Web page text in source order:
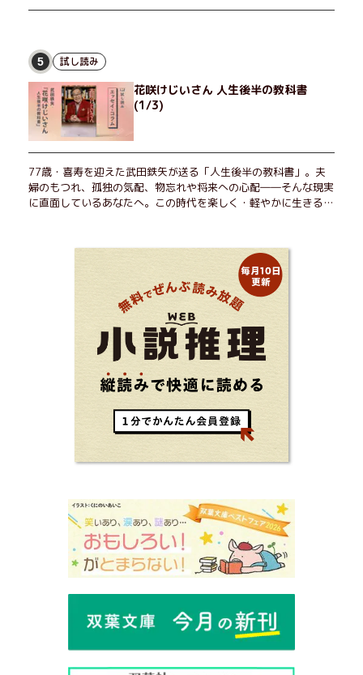
5 試し読み
花咲けじいさん 人生後半の教科書
(1/3)
77歳・喜寿を迎えた武田鉄矢が送る「人生後半の教科書」。夫
婦のもつれ、孤独の気配、物忘れや将来への心配――そんな現実
に直面しているあなたへ。この時代を楽しく・軽やかに生きるヒ
ら！ 読むだけで前向きになれる一冊。